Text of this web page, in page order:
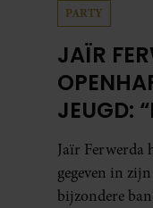
PARTY
JAÏR
JEUGD:
MORELE
Jaïr Ferwerda
gegeven in
bijzondere